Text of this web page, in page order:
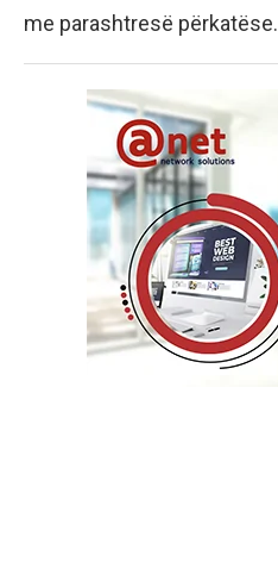
me parashtresë përkatëse.